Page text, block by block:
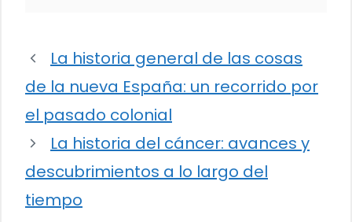
La historia general de las cosas
de la nueva España: un recorrido por
el pasado colonial
La historia del cáncer: avances y
descubrimientos a lo largo del
tiempo